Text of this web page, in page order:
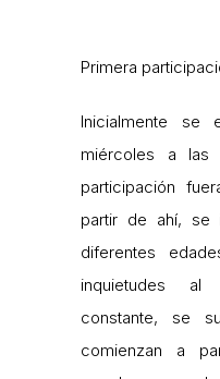
Primera
Inicialmente se
miércoles a las
participación
partir de ahí, se
diferentes
inquietudes
constante, se
comienzan a